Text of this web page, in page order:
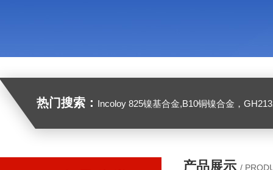
热门搜索： Incoloy 825镍基合金,B10铜镍合金，GH2132高温合金，C276
产品展示 /